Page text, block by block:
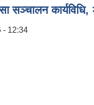
सञ्चालन
- 12:34